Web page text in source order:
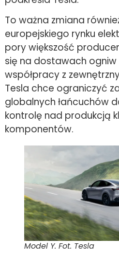
To ważna zmiana
europejskiego rynku
pory większość
się na dostawach ogniw
współpracy z
Tesla chce ograniczyć
globalnych łańcuchów
kontrolę nad produkcją
komponentów.
Model Y. Fot. Tesla